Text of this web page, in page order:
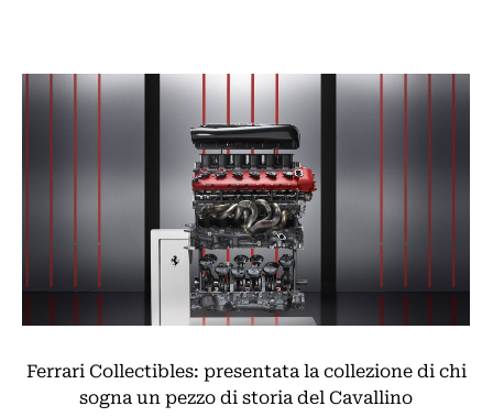
Ferrari Collectibles: presentata la collezione di chi
sogna un pezzo di storia del Cavallino